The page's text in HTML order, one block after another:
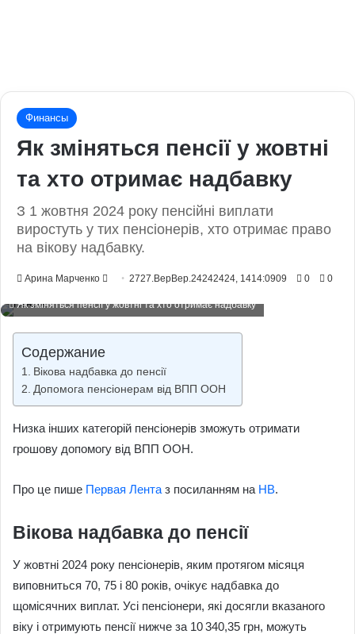
Финансы
Як зміняться пенсії у жовтні
та хто отримає надбавку
З 1 жовтня 2024 року пенсійні виплати
виростуть у тих пенсіонерів, хто отримає право
на вікову надбавку.
Арина Марченко
Send
email
2727.ВерВер.24242424, 1414:0909 0 0
Як зміняться пенсії у жовтні та хто отримає надбавку
Содержание
Вікова надбавка до пенсії
Допомога пенсіонерам від ВПП ООН
Низка інших категорій пенсіонерів зможуть отримати
грошову допомогу від ВПП ООН.
Про це пише Первая Лента з посиланням на НВ.
Вікова надбавка до пенсії
У жовтні 2024 року пенсіонерів, яким протягом місяця
виповниться 70, 75 і 80 років, очікує надбавка до
щомісячних виплат. Усі пенсіонери, які досягли вказаного
віку і отримують пенсії нижче за 10 340,35 грн, можуть